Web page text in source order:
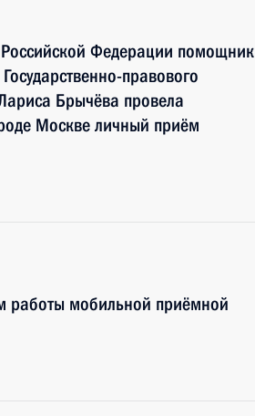
Федерации помощник
правового
Брычёва провела
Москве личный приём
работы мобильной приёмной